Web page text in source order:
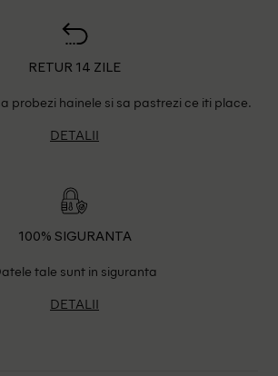
RETUR 14 ZILE
probezi hainele si sa pastrezi ce iti place.
DETALII
100% SIGURANTA
tale sunt in siguranta
DETALII